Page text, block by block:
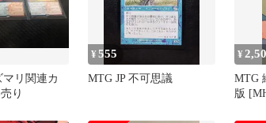
リ関連カ
り
¥555
MTG JP 不可思議
¥
MTG
版